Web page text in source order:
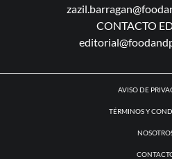
CONTACTO
AVISO DE
TÉRMINOS Y